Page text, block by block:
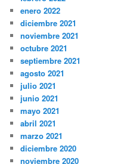
enero 2022
diciembre 2021
noviembre 2021
octubre 2021
septiembre 2021
agosto 2021
julio 2021
junio 2021
mayo 2021
abril 2021
marzo 2021
diciembre 2020
noviembre 2020